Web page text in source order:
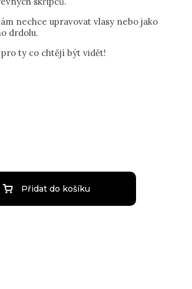
nechce upravovat vlasy nebo jako
drdolu.
ty co chtějí být vidět!
Přidat do košíku